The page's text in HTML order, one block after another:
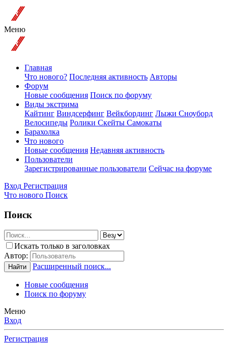
Меню
Главная
Что нового? Последняя активность Авторы
Форум
Новые сообщения Поиск по форуму
Виды экстрима
Кайтинг Виндсерфинг Вейкбординг Лыжи Сноуборд
Велосипеды Ролики Скейты Самокаты
Барахолка
Что нового
Новые сообщения Недавняя активность
Пользователи
Зарегистрированные пользователи Сейчас на форуме
Вход Регистрация
Что нового Поиск
Поиск
Искать только в заголовках
Автор:
Найти Расширенный поиск...
Новые сообщения
Поиск по форуму
Меню
Вход
Регистрация